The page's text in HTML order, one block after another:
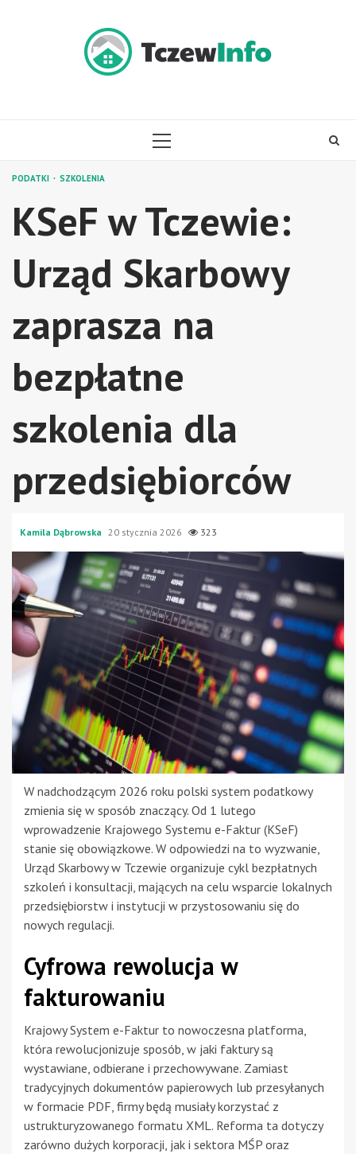
PRIMARY
PODATKI SZKOLENIA
KSeF w Tczewie:
Urząd Skarbowy
zaprasza na
bezpłatne
szkolenia dla
przedsiębiorców
Kamila Dąbrowska 20 stycznia 2026 323
W nadchodzącym 2026 roku polski system podatkowy
zmienia się w sposób znaczący. Od 1 lutego
wprowadzenie Krajowego Systemu e-Faktur (KSeF)
stanie się obowiązkowe. W odpowiedzi na to wyzwanie,
Urząd Skarbowy w Tczewie organizuje cykl bezpłatnych
szkoleń i konsultacji, mających na celu wsparcie lokalnych
przedsiębiorstw i instytucji w przystosowaniu się do
nowych regulacji.
Cyfrowa rewolucja w
fakturowaniu
Krajowy System e-Faktur to nowoczesna platforma,
która rewolucjonizuje sposób, w jaki faktury są
wystawiane, odbierane i przechowywane. Zamiast
tradycyjnych dokumentów papierowych lub przesyłanych
w formacie PDF, firmy będą musiały korzystać z
ustrukturyzowanego formatu XML. Reforma ta dotyczy
zarówno dużych korporacji, jak i sektora MŚP oraz